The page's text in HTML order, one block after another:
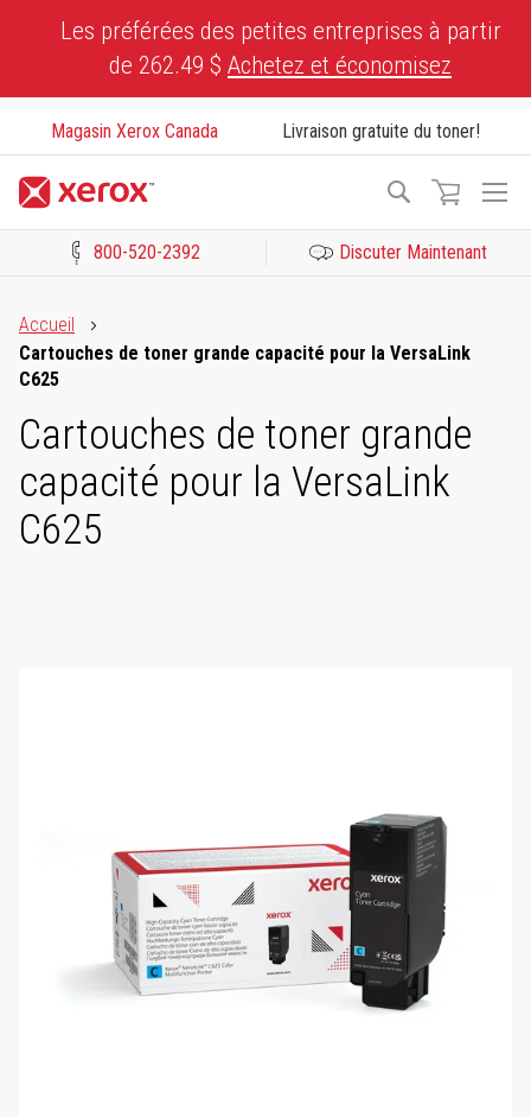
Les préférées des petites entreprises à partir
de 262.49 $ Achetez et économisez
Magasin Xerox Canada Livraison gratuite du toner!
Recherche
800-520-2392 Discuter Maintenant
Accueil
Cartouches de toner grande capacité pour la VersaLink
C625
Cartouches de toner grande
capacité pour la VersaLink
C625